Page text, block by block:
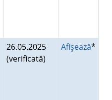
26.05.2025
(verificată)
Afişează*